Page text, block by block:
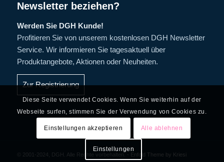
Newsletter beziehen?
Werden Sie DGH Kunde!
Profitieren Sie von unserem kostenlosen DGH Newsletter
Service. Wir informieren Sie tagesaktuell über
Produktangebote, Aktionen oder Neuheiten.
Zur Registrierung
© 2001-2024, DGH. Alle Rechte vorbehalten. - Enfold Theme by Kriesi
Diese Seite verwendet Cookies. Wenn Sie weiterhin auf der
Webseite surfen, stimmen Sie der Verwendung von Cookies zu.
Einstellungen akzeptieren Alle ablehnen
Einstellungen